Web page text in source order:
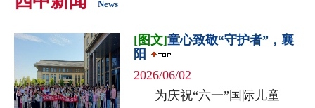
News
[图文]童心致敬“守护者”，襄
阳
2026/06/02
为庆祝“六一”国际儿童